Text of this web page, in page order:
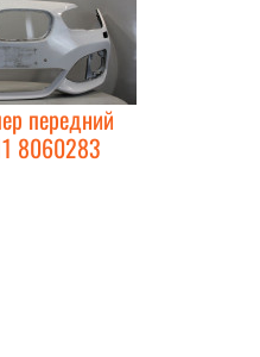
передний
8060283